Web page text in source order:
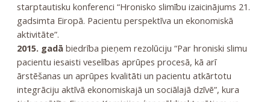
starptautisku konferenci “Hronisko slimību izaicinājums 21.
gadsimta Eiropā. Pacientu perspektīva un ekonomiskā
aktivitāte”.
2015. gadābiedrība pieņem rezolūciju “Par hroniski slimu
pacientu iesaisti veselības aprūpes procesā, kā arī
ārstēšanas un aprūpes kvalitāti un pacientu atkārtotu
integrāciju aktīvā ekonomiskajā un sociālajā dzīvē”, kura